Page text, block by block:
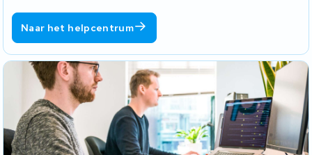
Naar het helpcentrum